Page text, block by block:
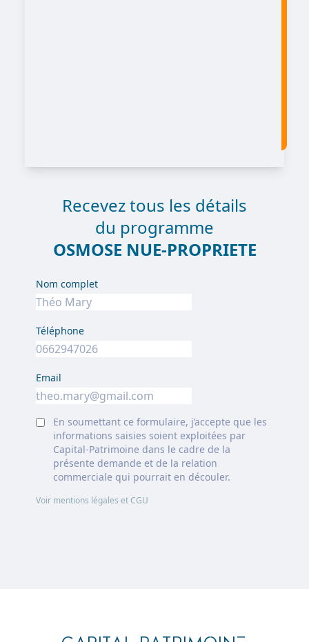
Recevez tous les détails
du programme
OSMOSE NUE-PROPRIETE
Nom complet
Téléphone
Email
En soumettant ce formulaire, j’accepte que les
informations saisies soient exploitées par
Capital-Patrimoine dans le cadre de la
présente demande et de la relation
commerciale qui pourrait en découler.
Voir mentions légales et CGU